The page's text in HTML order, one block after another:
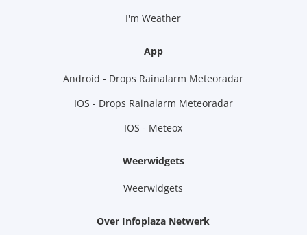
I'm Weather
App
Android - Drops Rainalarm Meteoradar
IOS - Drops Rainalarm Meteoradar
IOS - Meteox
Weerwidgets
Weerwidgets
Over Infoplaza Netwerk